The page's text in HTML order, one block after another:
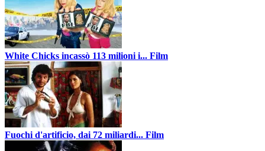
White Chicks incassò 113 milioni i... Film
Fuochi d'artificio, dai 72 miliardi... Film